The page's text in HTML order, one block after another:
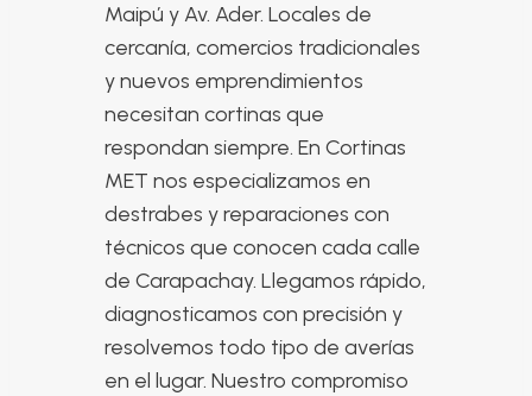
Maipú y Av. Ader. Locales de
cercanía, comercios tradicionales
y nuevos emprendimientos
necesitan cortinas que
respondan siempre. En Cortinas
MET nos especializamos en
destrabes y reparaciones con
técnicos que conocen cada calle
de Carapachay. Llegamos rápido,
diagnosticamos con precisión y
resolvemos todo tipo de averías
en el lugar. Nuestro compromiso